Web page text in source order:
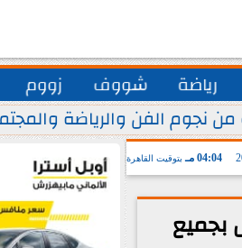
رياضة شووف زووم
من نجوم الفن والرياضة
04:04 مـ بتوقيت القاهرة
بجميع